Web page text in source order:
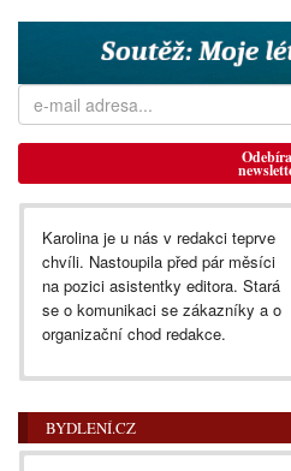
Karolina je u nás v redakci teprve
chvíli. Nastoupila před pár měsíci
na pozici asistentky editora. Stará
se o komunikaci se zákazníky a o
organizační chod redakce.
BYDLENÍ.CZ